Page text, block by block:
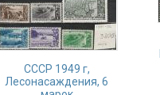
СССР 1949 г,
Лесонасаждения, 6